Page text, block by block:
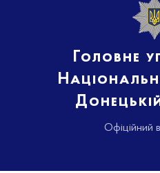
Головне
Офіційний